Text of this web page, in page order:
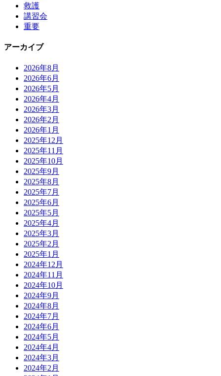
救護
講習会
重要
アーカイブ
2026年8月
2026年6月
2026年5月
2026年4月
2026年3月
2026年2月
2026年1月
2025年12月
2025年11月
2025年10月
2025年9月
2025年8月
2025年7月
2025年6月
2025年5月
2025年4月
2025年3月
2025年2月
2025年1月
2024年12月
2024年11月
2024年10月
2024年9月
2024年8月
2024年7月
2024年6月
2024年5月
2024年4月
2024年3月
2024年2月